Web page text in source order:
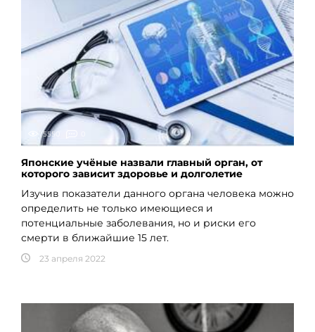
5550
Японские учёные назвали главный орган, от
которого зависит здоровье и долголетие
Изучив показатели данного органа человека можно
определить не только имеющиеся и
потенциальные заболевания, но и риски его
смерти в ближайшие 15 лет.
23 апреля 2022